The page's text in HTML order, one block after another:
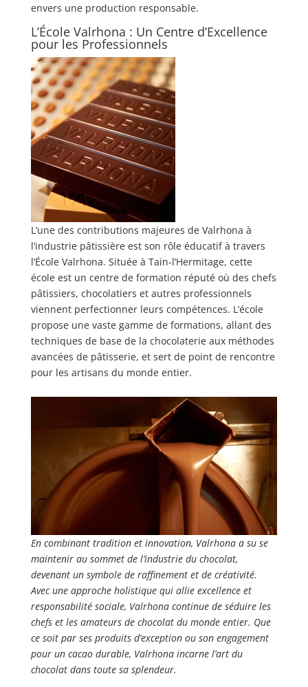
envers une production responsable.
L’École Valrhona : Un Centre d’Excellence
pour les Professionnels
L’une des contributions majeures de Valrhona à
l’industrie pâtissière est son rôle éducatif à travers
l’École Valrhona. Située à Tain-l’Hermitage, cette
école est un centre de formation réputé où des chefs
pâtissiers, chocolatiers et autres professionnels
viennent perfectionner leurs compétences. L’école
propose une vaste gamme de formations, allant des
techniques de base de la chocolaterie aux méthodes
avancées de pâtisserie, et sert de point de rencontre
pour les artisans du monde entier.
En combinant tradition et innovation, Valrhona a su se
maintenir au sommet de l’industrie du chocolat,
devenant un symbole de raffinement et de créativité.
Avec une approche holistique qui allie excellence et
responsabilité sociale, Valrhona continue de séduire les
chefs et les amateurs de chocolat du monde entier. Que
ce soit par ses produits d’exception ou son engagement
pour un cacao durable, Valrhona incarne l’art du
chocolat dans toute sa splendeur.